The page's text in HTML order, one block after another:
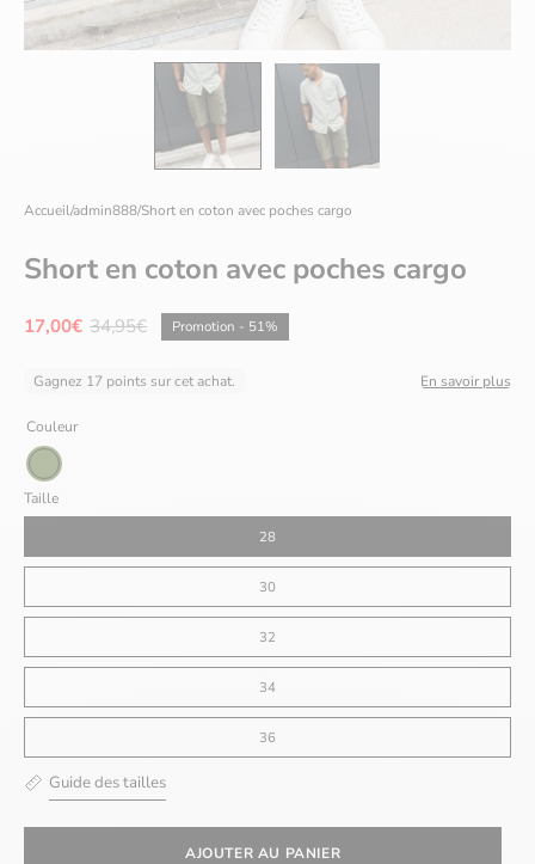
Accueil/admin888/Short en coton avec poches cargo
Short en coton avec poches cargo
17,00€ 34,95€ Promotion - 51%
Gagnez 17 points sur cet achat. En savoir plus
Taille
28
30
32
34
36
Couleur
Vert
kaki
Guide des tailles
AJOUTER AU PANIER